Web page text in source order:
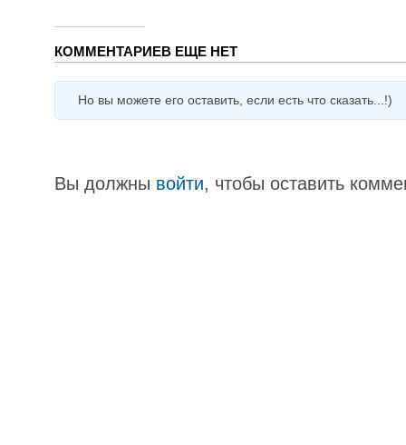
КОММЕНТАРИЕВ ЕЩЕ НЕТ
Но вы можете его оставить, если есть что сказать...!)
Вы должны войти, чтобы оставить